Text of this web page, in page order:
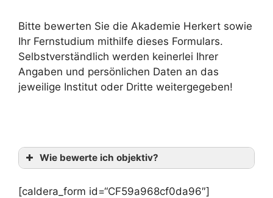
Bitte bewerten Sie die Akademie Herkert sowie
Ihr Fernstudium mithilfe dieses Formulars.
Selbstverständlich werden keinerlei Ihrer
Angaben und persönlichen Daten an das
jeweilige Institut oder Dritte weitergegeben!
Wie bewerte ich objektiv?
[caldera_form id=“CF59a968cf0da96″]